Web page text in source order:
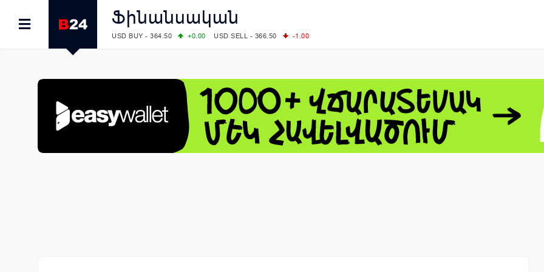
Ֆինանսական
USD BUY - 364.50 +0.00 USD SELL - 366.50
-1.00
COMEX: PLATINUM - 1765.90
LME: ALUMINIUM - 3184.00
-0.27 COPPER - 13791.00
-0.12
LME: NICKEL - 17249.00
+0.09 TIN - 55268.00
+2.50
LME: LEAD - 1877.50
-1.00 ZINC - 3643.00
+1.43
FOREX: USD/JPY - 157.68
+0.12 EUR/GBP - 1.1548
+0.11
FOREX: EUR/USD - 1.1548
+0.11 GBP/USD - 1.3459
+0.04